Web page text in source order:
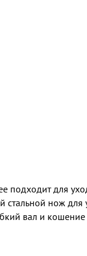
подходит для
нож
вал и